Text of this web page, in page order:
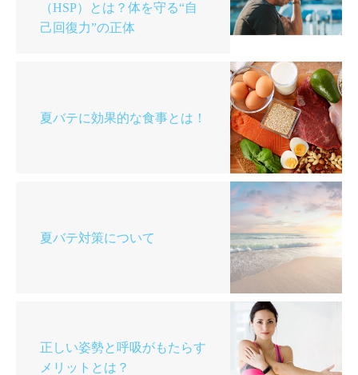
（HSP）とは？体を守る“自
己回復力”の正体
夏バテに効果的な食事とは！
夏バテ対策について
正しい姿勢と呼吸がもたらす
メリットとは？